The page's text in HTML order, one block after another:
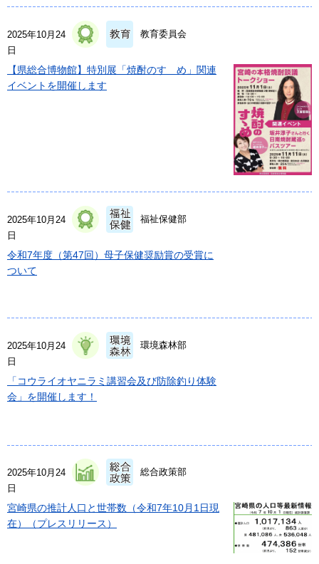
2025年10月24
日
教育委員会
【県総合博物館】特別展「焼酎のすゝめ」関連
イベントを開催します
2025年10月24
日
福祉保健部
令和7年度（第47回）母子保健奨励賞の受賞に
ついて
2025年10月24
日
環境森林部
「コウライオヤニラミ講習会及び防除釣り体験
会」を開催します！
2025年10月24
日
総合政策部
宮崎県の推計人口と世帯数（令和7年10月1日現
在）（プレスリリース）